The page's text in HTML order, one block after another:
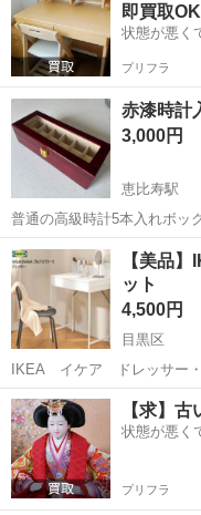
即買取
状態が悪く
プリフラ
赤漆時
3,000円
恵比寿駅
普通の高級時計5本入れボ
東京 目黒区 恵比寿駅
【美品
ット
4,500円
目黒区
IKEA イケア ドレッサー・３点セット
ァーラ、ドレッサー、 ホワイト ➡SMÄLLEN スメレン、回転
ブラック ➡STAGGSTARR
東京 目黒区 ドレッ
【求】
状態が悪く
プリフラ